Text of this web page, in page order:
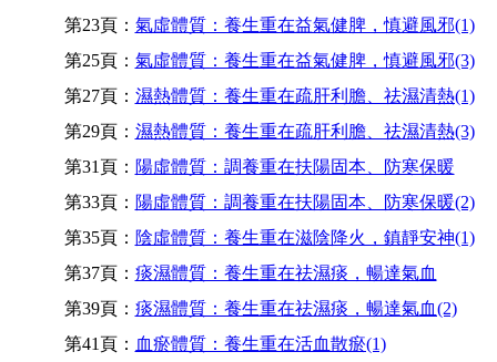
第23頁： 氣虛體質：養生重在益氣健脾，慎避風邪(1)
第25頁： 氣虛體質：養生重在益氣健脾，慎避風邪(3)
第27頁： 濕熱體質：養生重在疏肝利膽、祛濕清熱(1)
第29頁： 濕熱體質：養生重在疏肝利膽、祛濕清熱(3)
第31頁： 陽虛體質：調養重在扶陽固本、防寒保暖
第33頁： 陽虛體質：調養重在扶陽固本、防寒保暖(2)
第35頁： 陰虛體質：養生重在滋陰降火，鎮靜安神(1)
第37頁： 痰濕體質：養生重在祛濕痰，暢達氣血
第39頁： 痰濕體質：養生重在祛濕痰，暢達氣血(2)
第41頁： 血瘀體質：養生重在活血散瘀(1)